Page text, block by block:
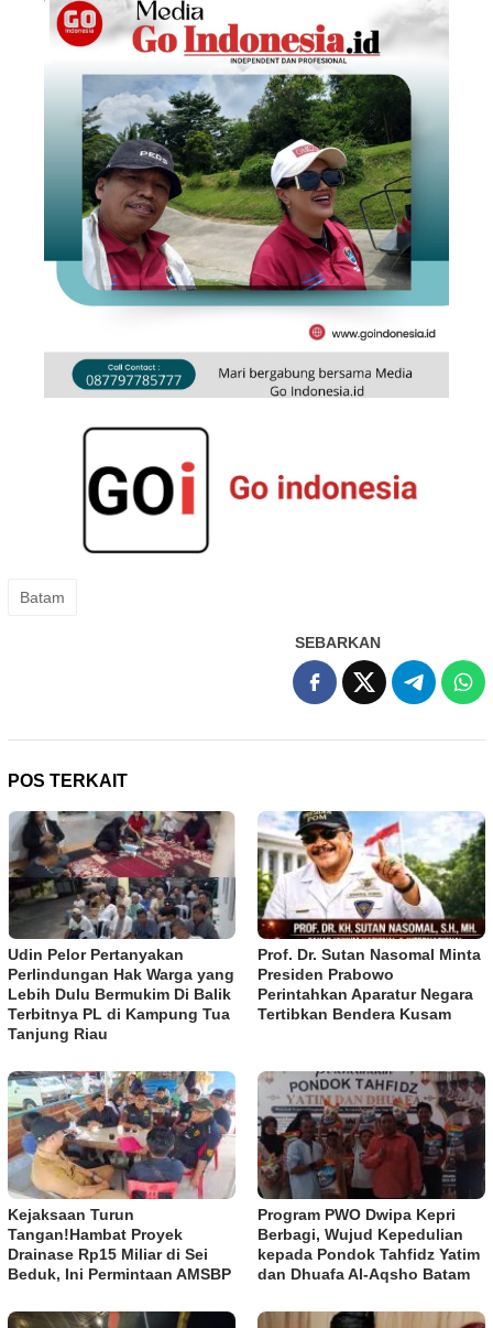
Batam
SEBARKAN
POS TERKAIT
Udin Pelor Pertanyakan
Perlindungan Hak Warga yang
Lebih Dulu Bermukim Di Balik
Terbitnya PL di Kampung Tua
Tanjung Riau
Prof. Dr. Sutan Nasomal Minta
Presiden Prabowo
Perintahkan Aparatur Negara
Tertibkan Bendera Kusam
Kejaksaan Turun
Tangan!Hambat Proyek
Drainase Rp15 Miliar di Sei
Beduk, Ini Permintaan AMSBP
Program PWO Dwipa Kepri
Berbagi, Wujud Kepedulian
kepada Pondok Tahfidz Yatim
dan Dhuafa Al-Aqsho Batam